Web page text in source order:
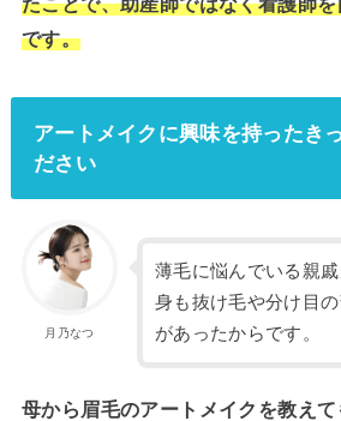
です。
アートメイクに興味を持ったき
ださい
月乃なつ
薄毛に悩んでいる親
身も抜け毛や分け目
があったからです。
母から眉毛のアートメイクを教え